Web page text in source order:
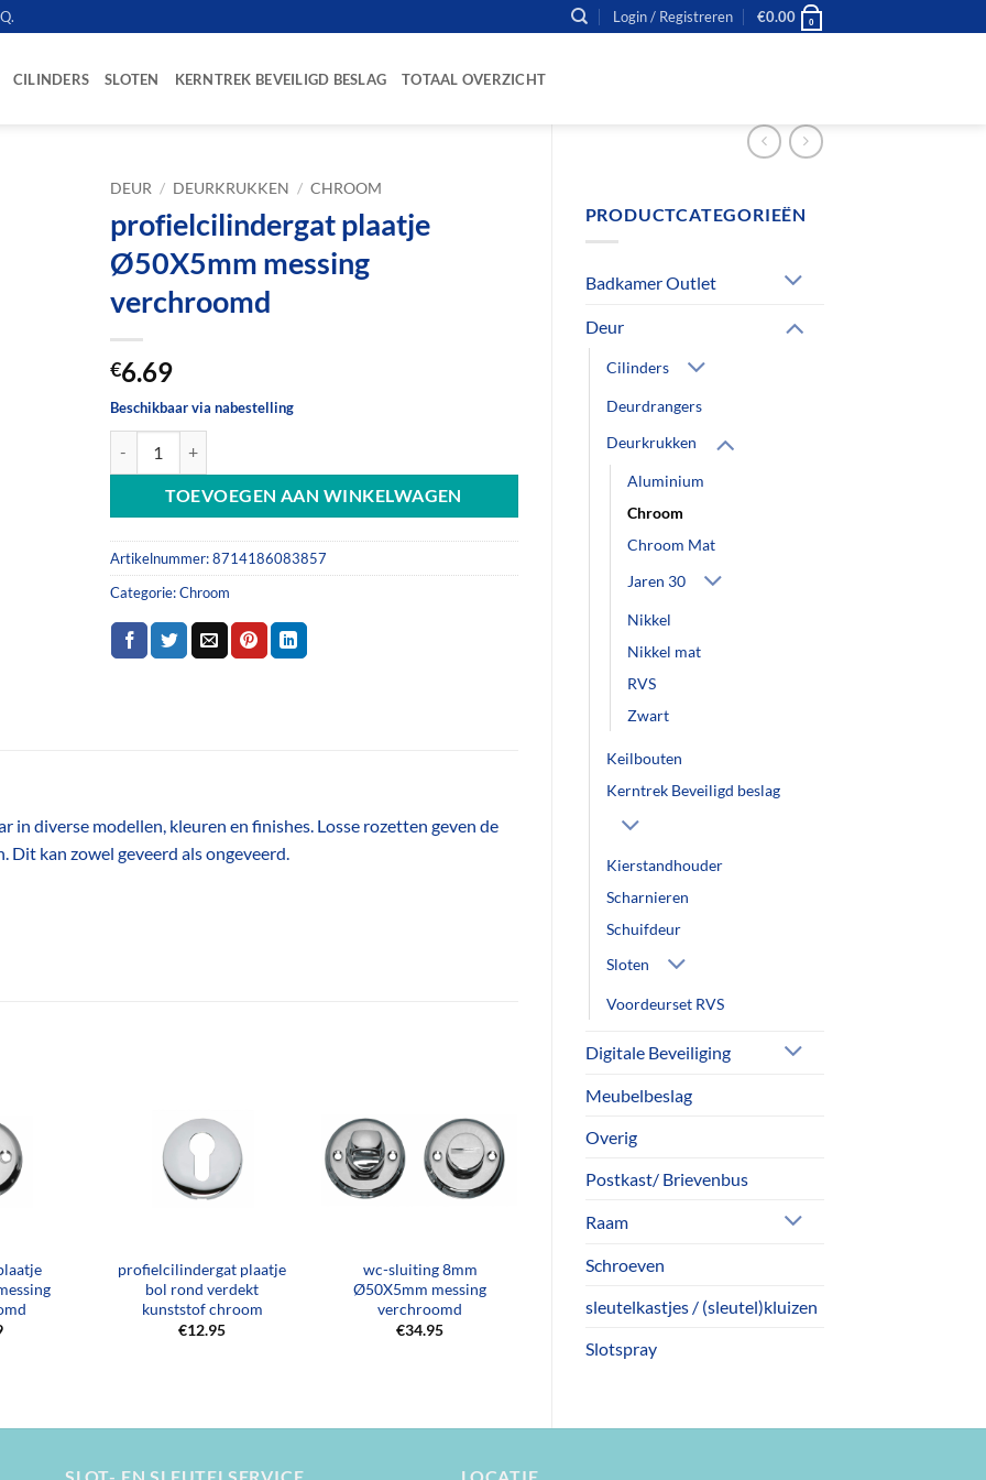
Login / Registreren €0.00 0
CILINDERS SLOTEN KERNTREK BEVEILIGD BESLAG TOTAAL OVERZICHT
PRODUCTCATEGORIEËN
Badkamer Outlet
Deur
Cilinders
Deurdrangers
Deurkrukken
Aluminium
Chroom
Chroom Mat
Jaren 30
Nikkel
Nikkel mat
RVS
Zwart
Keilbouten
Kerntrek Beveiligd beslag
Kierstandhouder
Scharnieren
Schuifdeur
Sloten
Voordeurset RVS
Digitale Beveiliging
Meubelbeslag
Overig
Postkast/ Brievenbus
Raam
Schroeven
sleutelkastjes / (sleutel)kluizen
Slotspray
DEUR / DEURKRUKKEN / CHROOM
profielcilindergat plaatje
Ø50X5mm messing
verchroomd
€6.69
Beschikbaar via nabestelling
TOEVOEGEN AAN WINKELWAGEN
Artikelnummer:8714186083857
Categorie:Chroom
in diverse modellen, kleuren en finishes. Losse rozetten geven de
kan zowel geveerd als ongeveerd.
profielcilindergat plaatje
bol rond verdekt
kunststof chroom
€12.95
wc-sluiting 8mm
Ø50X5mm messing
verchroomd
€34.95